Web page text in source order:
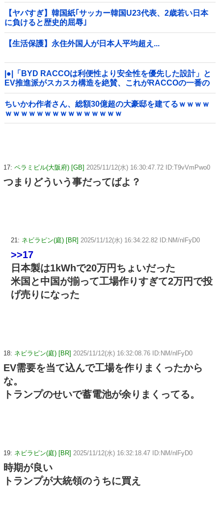
【ヤバすぎ】韓国紙｢サッカー韓国U23代表、2歳若い日本
に負けると歴史的屈辱｣
【生活保護】永住外国人が日本人平均超え...
|●|「BYD RACCOは利便性より安全性を優先した設計」と
EV推進派がスカスカ構造を絶賛、これがRACCOの一番の
特徴よな
ちいかわ作者さん、総額30億超の大豪邸を建てるｗｗｗｗ
ｗｗｗｗｗｗｗｗｗｗｗｗｗｗｗ
17: ペラミビル(大阪府) [GB] 2025/11/12(水) 16:30:47.72 ID:T9vVmPwo0
つまりどういう事だってばよ？
21: ネビラピン(庭) [BR] 2025/11/12(水) 16:34:22.82 ID:NM/nlFyD0
>>17
日本製は1kWhで20万円ちょいだった
米国と中国が揃って工場作りすぎて2万円で投
げ売りになった
18: ネビラピン(庭) [BR] 2025/11/12(水) 16:32:08.76 ID:NM/nlFyD0
EV需要を当て込んで工場を作りまくったから
な。
トランプのせいで蓄電池が余りまくってる。
19: ネビラピン(庭) [BR] 2025/11/12(水) 16:32:18.47 ID:NM/nlFyD0
時期が良い
トランプが大統領のうちに買え